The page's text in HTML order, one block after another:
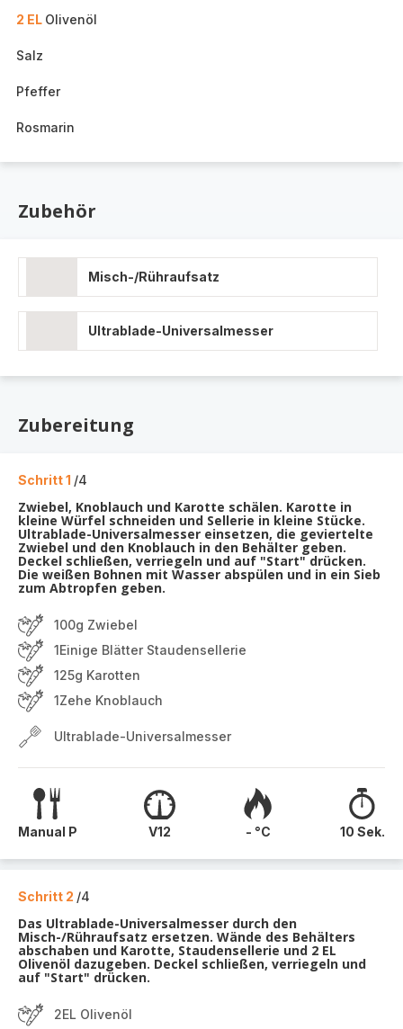
2 EL Olivenöl
Salz
Pfeffer
Rosmarin
Zubehör
Misch-/Rühraufsatz
Ultrablade-Universalmesser
Zubereitung
Schritt 1 /4
Zwiebel, Knoblauch und Karotte schälen. Karotte in
kleine Würfel schneiden und Sellerie in kleine Stücke.
Ultrablade-Universalmesser einsetzen, die geviertelte
Zwiebel und den Knoblauch in den Behälter geben.
Deckel schließen, verriegeln und auf "Start" drücken.
Die weißen Bohnen mit Wasser abspülen und in ein Sieb
zum Abtropfen geben.
100g Zwiebel
1Einige Blätter Staudensellerie
125g Karotten
1Zehe Knoblauch
Ultrablade-Universalmesser
Manual P V12 - °C 10 Sek.
Schritt 2 /4
Das Ultrablade-Universalmesser durch den
Misch-/Rühraufsatz ersetzen. Wände des Behälters
abschaben und Karotte, Staudensellerie und 2 EL
Olivenöl dazugeben. Deckel schließen, verriegeln und
auf "Start" drücken.
2EL Olivenöl